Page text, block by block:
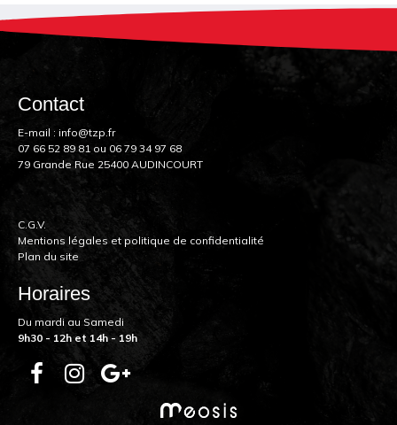
Contact
E-mail : info@tzp.fr
07 66 52 89 81 ou 06 79 34 97 68
79 Grande Rue 25400 AUDINCOURT
C.G.V.
Mentions légales et politique de confidentialité
Plan du site
Horaires
Du mardi au Samedi
9h30 - 12h et 14h - 19h